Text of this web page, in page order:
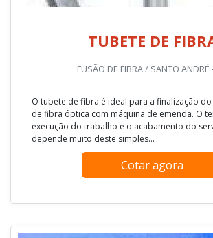
TUBETE DE
FUSÃO DE FIBRA / SANTO ANDRÉ
O tubete de fibra é ideal para a finalização
de fibra óptica com máquina de emenda. O
execução do trabalho e o acabamento do
depende muito deste simples...
Cotar agora